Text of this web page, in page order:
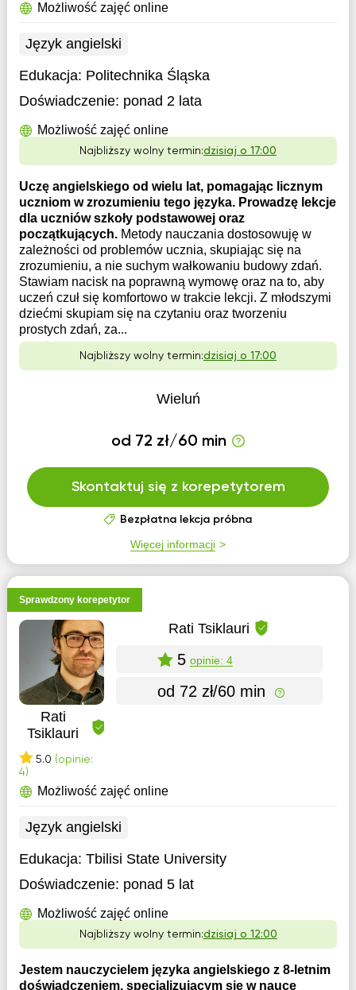
Możliwość zajęć online
Język angielski
Edukacja: Politechnika Śląska
Doświadczenie: ponad 2 lata
Możliwość zajęć online
Najbliższy wolny termin:dzisiaj o 17:00
Uczę angielskiego od wielu lat, pomagając licznym
uczniom w zrozumieniu tego języka. Prowadzę lekcje
dla uczniów szkoły podstawowej oraz
początkujących. Metody nauczania dostosowuję w
zależności od problemów ucznia, skupiając się na
zrozumieniu, a nie suchym wałkowaniu budowy zdań.
Stawiam nacisk na poprawną wymowę oraz na to, aby
uczeń czuł się komfortowo w trakcie lekcji. Z młodszymi
dziećmi skupiam się na czytaniu oraz tworzeniu
prostych zdań, za...
Najbliższy wolny termin:dzisiaj o 17:00
Wieluń
od 72 zł/60 min
Skontaktuj się z korepetytorem
Bezpłatna lekcja próbna
Więcej informacji
Sprawdzony korepetytor
Rati
Tsiklauri
5.0 (opinie:
4)
Rati Tsiklauri
5 opinie: 4
od 72 zł/60 min
Możliwość zajęć online
Język angielski
Edukacja: Tbilisi State University
Doświadczenie: ponad 5 lat
Możliwość zajęć online
Najbliższy wolny termin:dzisiaj o 12:00
Jestem nauczycielem języka angielskiego z 8-letnim
doświadczeniem, specjalizującym się w nauce